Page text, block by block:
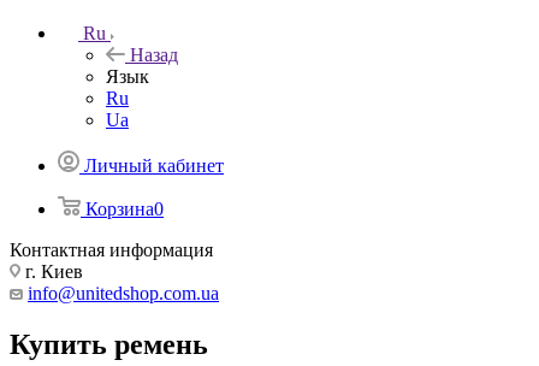
Ru
Назад
Язык
Ru
Ua
Личный кабинет
Корзина0
Контактная информация
г. Киев
info@unitedshop.com.ua
Купить ремень